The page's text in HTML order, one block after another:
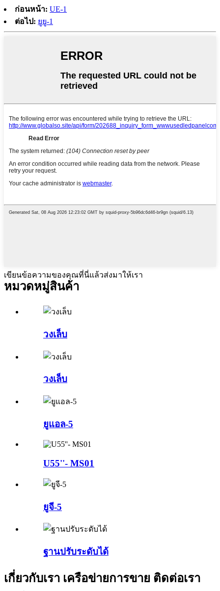
ก่อนหน้า: UE-1
ต่อไป: ยูยู-1
เขียนข้อความของคุณที่นี่แล้วส่งมาให้เรา
หมวดหมู่สินค้า
วงเล็บ
วงเล็บ
ยูแอล-5
U55''- MS01
ยูจี-5
ฐานปรับระดับได้
เกี่ยวกับเรา เครือข่ายการขาย ติดต่อเรา